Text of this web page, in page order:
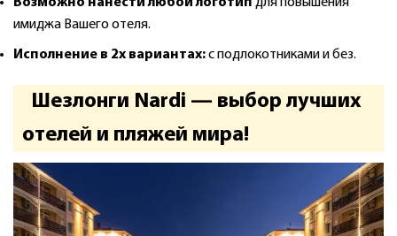
имиджа Вашего отеля.
Исполнение в 2х вариантах:с подлокотниками и без.
Шезлонги Nardi — выбор лучших
отелей и пляжей мира!